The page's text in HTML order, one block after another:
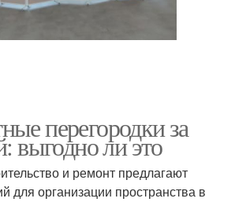
перегородки за
выгодно ли это
и ремонт предлагают
для организации пространства в